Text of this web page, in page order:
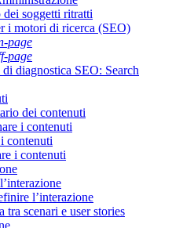
dei soggetti ritratti
i motori di ricerca (SEO)
page
page
diagnostica SEO: Search
dei contenuti
i contenuti
contenuti
i contenuti
l’interazione
tra scenari e user stories